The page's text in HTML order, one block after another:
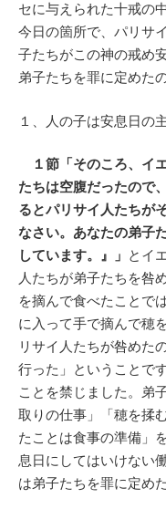
セに与えられた十戒の
今日の箇所で、パリサ
子たちがこの神の戒め
弟子たちを罪に定めた
１、人の子は安息日の
１節「そのころ、イ
たちは空腹だったので
るとパリサイ人たちが
なさい。あなたの弟子
しています。』」 とイ
人たちが弟子たちを咎
を摘んで食べたことで
に入って手で摘んで穂
リサイ人たちが咎めた
行った」ということで
ことを禁じました。弟
取りの仕事」「穂を揉
たことは食事の準備」
息日にしてはいけない
は弟子たちを罪に定め